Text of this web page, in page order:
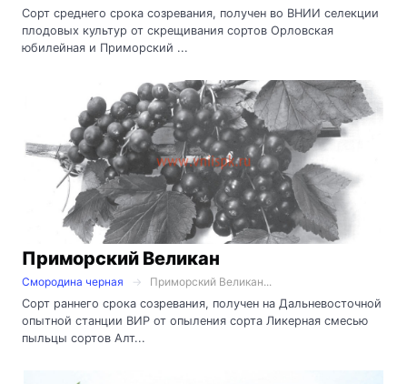
Сорт среднего срока созревания, получен во ВНИИ селекции
плодовых культур от скрещивания сортов Орловская
юбилейная и Приморский ...
Приморский Великан
Смородина черная
Приморский Великан...
Сорт раннего срока созревания, получен на Дальневосточной
опытной станции ВИР от опыления сорта Ликерная смесью
пыльцы сортов Алт...